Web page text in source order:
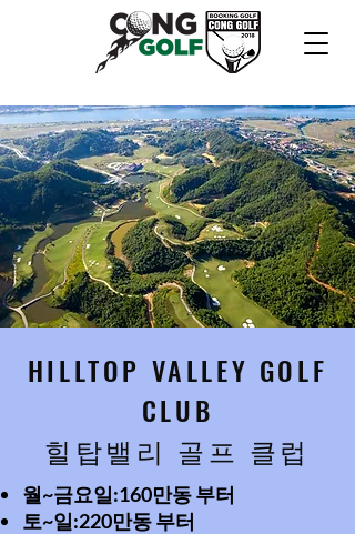
HILLTOP VALLEY GOLF
CLUB
​힐탑밸리 골프 클럽
월~금요일:160만동 부터
토~일:220만동 부터